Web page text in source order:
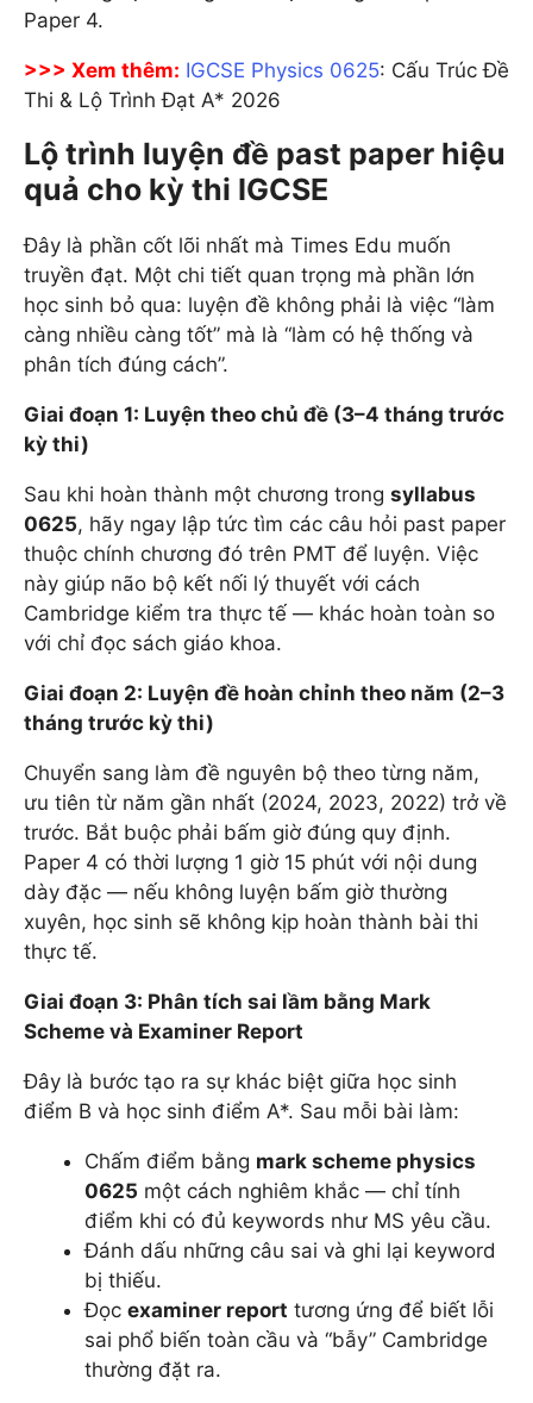
Paper 4.
>>> Xem thêm: IGCSE Physics 0625: Cấu Trúc Đề
Thi & Lộ Trình Đạt A* 2026
Lộ trình luyện đề past paper hiệu
quả cho kỳ thi IGCSE
Đây là phần cốt lõi nhất mà Times Edu muốn
truyền đạt. Một chi tiết quan trọng mà phần lớn
học sinh bỏ qua: luyện đề không phải là việc “làm
càng nhiều càng tốt” mà là “làm có hệ thống và
phân tích đúng cách”.
Giai đoạn 1: Luyện theo chủ đề (3–4 tháng trước
kỳ thi)
Sau khi hoàn thành một chương trong syllabus
0625, hãy ngay lập tức tìm các câu hỏi past paper
thuộc chính chương đó trên PMT để luyện. Việc
này giúp não bộ kết nối lý thuyết với cách
Cambridge kiểm tra thực tế — khác hoàn toàn so
với chỉ đọc sách giáo khoa.
Giai đoạn 2: Luyện đề hoàn chỉnh theo năm (2–3
tháng trước kỳ thi)
Chuyển sang làm đề nguyên bộ theo từng năm,
ưu tiên từ năm gần nhất (2024, 2023, 2022) trở về
trước. Bắt buộc phải bấm giờ đúng quy định.
Paper 4 có thời lượng 1 giờ 15 phút với nội dung
dày đặc — nếu không luyện bấm giờ thường
xuyên, học sinh sẽ không kịp hoàn thành bài thi
thực tế.
Giai đoạn 3: Phân tích sai lầm bằng Mark
Scheme và Examiner Report
Đây là bước tạo ra sự khác biệt giữa học sinh
điểm B và học sinh điểm A*. Sau mỗi bài làm:
Chấm điểm bằng mark scheme physics
0625 một cách nghiêm khắc — chỉ tính
điểm khi có đủ keywords như MS yêu cầu.
Đánh dấu những câu sai và ghi lại keyword
bị thiếu.
Đọc examiner report tương ứng để biết lỗi
sai phổ biến toàn cầu và “bẫy” Cambridge
thường đặt ra.